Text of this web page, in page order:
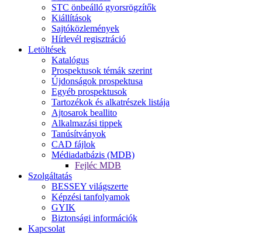
STC önbeálló gyorsrögzítők
Kiállítások
Sajtóközlemények
Hírlevél regisztráció
Letöltések
Katalógus
Prospektusok témák szerint
Újdonságok prospektusa
Egyéb prospektusok
Tartozékok és alkatrészek listája
Ajtosarok beallito
Alkalmazási tippek
Tanúsítványok
CAD fájlok
Médiadatbázis (MDB)
Fejléc MDB
Szolgáltatás
BESSEY világszerte
Képzési tanfolyamok
GYIK
Biztonsági információk
Kapcsolat